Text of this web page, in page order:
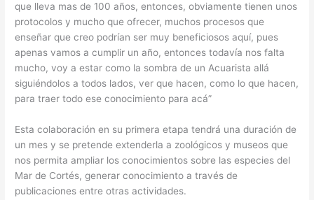
que lleva mas de 100 años, entonces, obviamente tienen unos
protocolos y mucho que ofrecer, muchos procesos que
enseñar que creo podrían ser muy beneficiosos aquí, pues
apenas vamos a cumplir un año, entonces todavía nos falta
mucho, voy a estar como la sombra de un Acuarista allá
siguiéndolos a todos lados, ver que hacen, como lo que hacen,
para traer todo ese conocimiento para acá”
Esta colaboración en su primera etapa tendrá una duración de
un mes y se pretende extenderla a zoológicos y museos que
nos permita ampliar los conocimientos sobre las especies del
Mar de Cortés, generar conocimiento a través de
publicaciones entre otras actividades.